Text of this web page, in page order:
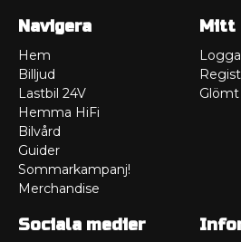
Navigera
Hem
Billjud
Lastbil 24V
Hemma HiFi
Bilvård
Guider
Sommarkampanj!
Merchandise
Mitt
Sociala medier